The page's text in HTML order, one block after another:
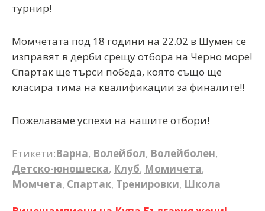
турнир!
Момчетата под 18 години на 22.02 в Шумен се
изправят в дерби срещу отбора на Черно море!
Спартак ще търси победа, която също ще
класира тима на квалификации за финалите!!
Пожелаваме успехи на нашите отбори!
Етикети:Варна, Волейбол, Волейболен,
Детско-юношеска, Клуб, Момичета,
Момчета, Спартак, Тренировки, Школа